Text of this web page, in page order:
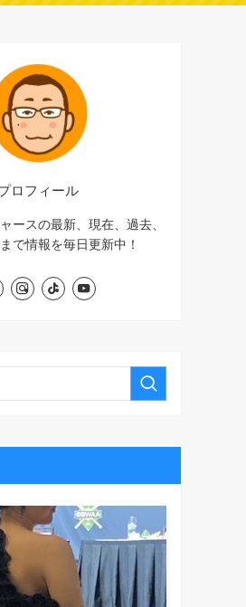
ロフィール
ースの最新、現在、過去、
で情報を毎日更新中！